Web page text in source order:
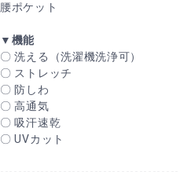
腰ポケット
▼機能
〇 洗える（洗濯機洗浄可）
〇 ストレッチ
〇 防しわ
〇 高通気
〇 吸汗速乾
〇 UVカット